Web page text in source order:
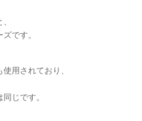
です。
用されており、
じです。